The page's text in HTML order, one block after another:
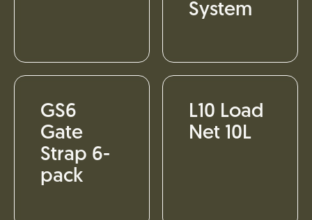
System
GS6
Gate
Strap 6-
pack
L10 Load
Net 10L